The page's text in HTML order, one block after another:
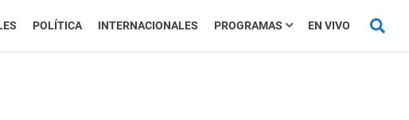
POLÍTICA INTERNACIONALES PROGRAMAS EN VIVO